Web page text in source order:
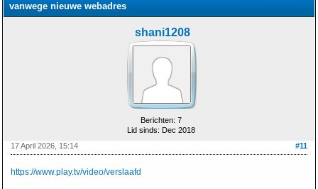
GemistDownloader
Forum
vanwege nieuwe webadres
shani1208
Berichten: 7
Lid sinds: Dec 2018
#11
17 April 2026, 15:14
https://www.play.tv/video/verslaafd